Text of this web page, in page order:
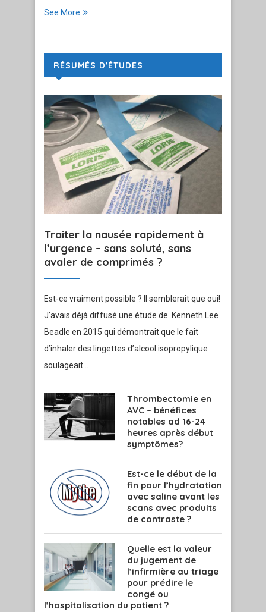
See More
RÉSUMÉS D'ÉTUDES
Traiter la nausée rapidement à
l’urgence – sans soluté, sans
avaler de comprimés ?
Est-ce vraiment possible ? Il semblerait que oui!
J’avais déjà diffusé une étude de Kenneth Lee
Beadle en 2015 qui démontrait que le fait
d’inhaler des lingettes d’alcool isopropylique
soulageait…
Thrombectomie en
AVC – bénéfices
notables ad 16-24
heures après début
symptômes?
Est-ce le début de la
fin pour l’hydratation
avec saline avant les
scans avec produits
de contraste ?
Quelle est la valeur
du jugement de
l’infirmière au triage
pour prédire le
congé ou
l’hospitalisation du patient ?